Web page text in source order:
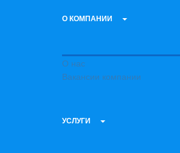
О КОМПАНИИ
О нас
Вакансии компании
УСЛУГИ